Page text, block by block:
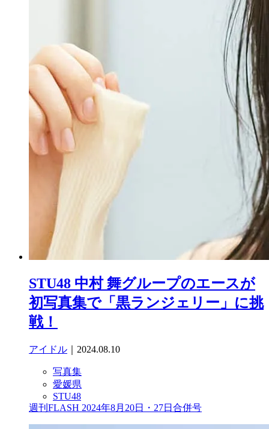
STU48 中村 舞グループのエースが
初写真集で「黒ランジェリー」に挑
戦！
アイドル ｜2024.08.10
写真集
愛媛県
STU48
週刊FLASH 2024年8月20日・27日合併号